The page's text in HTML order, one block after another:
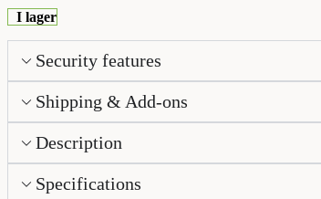
I lager
Security features
Shipping & Add-ons
Description
Specifications